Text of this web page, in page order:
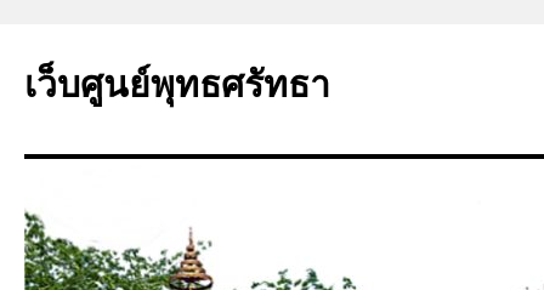
ยัง
เว็บศูนย์พุทธศรัทธา